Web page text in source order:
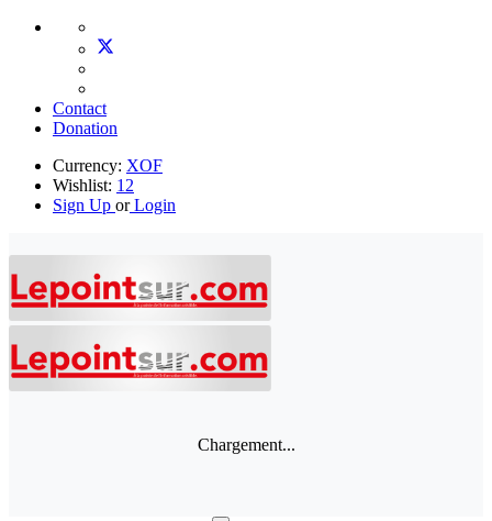
Contact
Donation
Currency: XOF
Wishlist: 12
Sign Up orLogin
Chargement...